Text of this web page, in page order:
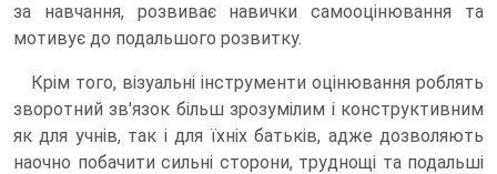
за навчання, розвиває навички самооцінювання та
мотивує до подальшого розвитку.
Крім того, візуальні інструменти оцінювання роблять
зворотний зв'язок більш зрозумілим і конструктивним
як для учнів, так і для їхніх батьків, адже дозволяють
наочно побачити сильні сторони, труднощі та подальші